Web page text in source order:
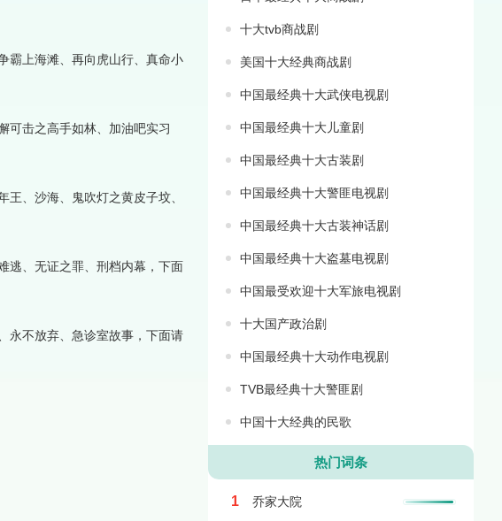
霸上海滩、再向虎山行、真命小
可击之高手如林、加油吧实习
、沙海、鬼吹灯之黄皮子坟、
逃、无证之罪、刑档内幕，下面
永不放弃、急诊室故事，下面请
十大tvb商战剧
美国十大经典商战剧
中国最经典十大武侠电视剧
中国最经典十大儿童剧
中国最经典十大古装剧
中国最经典十大警匪电视剧
中国最经典十大古装神话剧
中国最经典十大盗墓电视剧
中国最受欢迎十大军旅电视剧
十大国产政治剧
中国最经典十大动作电视剧
TVB最经典十大警匪剧
中国十大经典的民歌
热门词条
1 乔家大院